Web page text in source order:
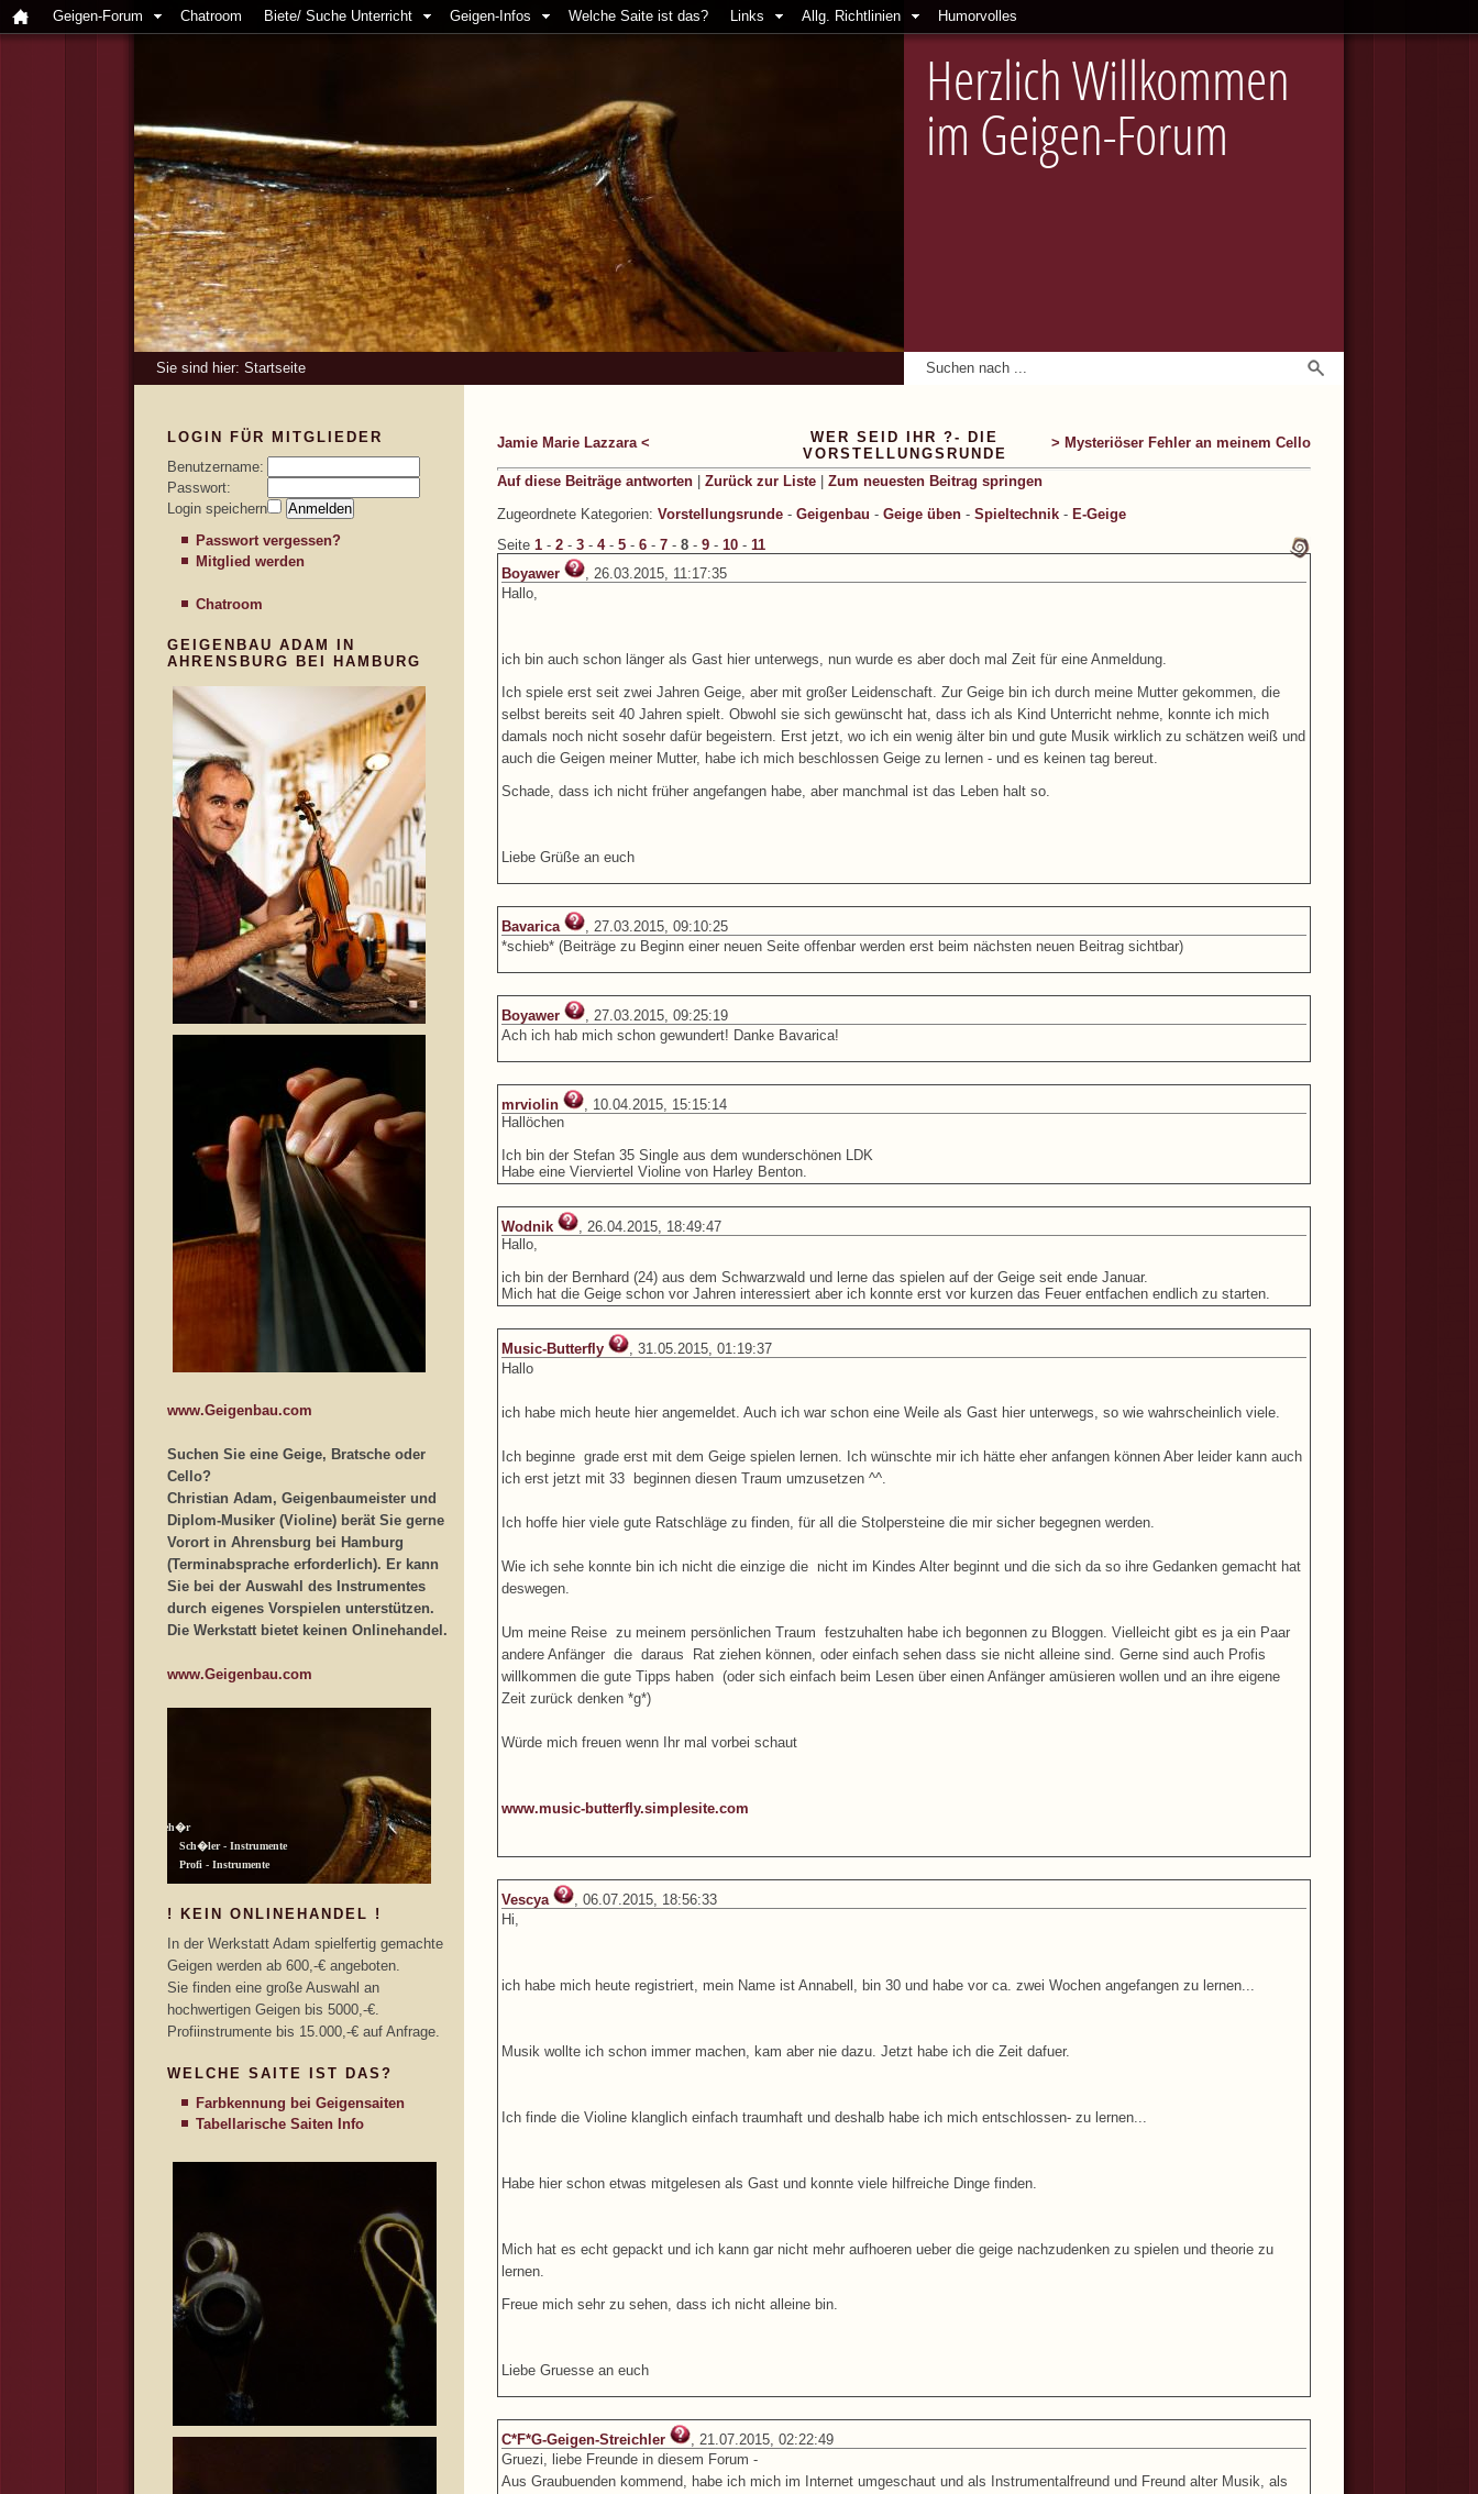
Geigen-Forum Chatroom Biete/ Suche Unterricht Geigen-Infos Welche Saite ist das? Links Allg. Richtlinien Humorvolles
Herzlich Willkommen
im Geigen-Forum
Sie sind hier: Startseite
Jamie Marie Lazzara <
WER SEID IHR ?- DIE
VORSTELLUNGSRUNDE
> Mysteriöser Fehler an meinem Cello
Auf diese Beiträge antworten Zurück zur Liste
Zum neuesten Beitrag springen
Zugeordnete Kategorien: Vorstellungsrunde - Geigenbau - Geige üben - Spieltechnik - E-Geige
Seite 1 - 2 - 3 - 4- 5 - 6 - 7 - 8 - 9 - 10 - 11
Boyawer
, 26.03.2015, 11:17:35
Hallo,
ich bin auch schon länger als Gast hier unterwegs, nun wurde es aber doch mal Zeit für eine Anmeldung.
Ich spiele erst seit zwei Jahren Geige, aber mit großer Leidenschaft. Zur Geige bin ich durch meine Mutter gekommen, die
selbst bereits seit 40 Jahren spielt. Obwohl sie sich gewünscht hat, dass ich als Kind Unterricht nehme, konnte ich mich
damals noch nicht sosehr dafür begeistern. Erst jetzt, wo ich ein wenig älter bin und gute Musik wirklich zu schätzen weiß und
auch die Geigen meiner Mutter, habe ich mich beschlossen Geige zu lernen - und es keinen tag bereut.
Schade, dass ich nicht früher angefangen habe, aber manchmal ist das Leben halt so.
Liebe Grüße an euch
Bavarica
, 27.03.2015, 09:10:25
*schieb* (Beiträge zu Beginn einer neuen Seite offenbar werden erst beim nächsten neuen Beitrag sichtbar)
Boyawer
, 27.03.2015, 09:25:19
Ach ich hab mich schon gewundert! Danke Bavarica!
mrviolin
, 10.04.2015, 15:15:14
Hallöchen
Ich bin der Stefan 35 Single aus dem wunderschönen LDK
Habe eine Vierviertel Violine von Harley Benton.
Wodnik
, 26.04.2015, 18:49:47
Hallo,
ich bin der Bernhard (24) aus dem Schwarzwald und lerne das spielen auf der Geige seit ende Januar.
Mich hat die Geige schon vor Jahren interessiert aber ich konnte erst vor kurzen das Feuer entfachen endlich zu starten.
Music-Butterfly
, 31.05.2015, 01:19:37
Hallo
ich habe mich heute hier angemeldet. Auch ich war schon eine Weile als Gast hier unterwegs, so wie wahrscheinlich viele.
Ich beginne grade erst mit dem Geige spielen lernen. Ich wünschte mir ich hätte eher anfangen können Aber leider kann auch
ich erst jetzt mit 33 beginnen diesen Traum umzusetzen ^^.
Ich hoffe hier viele gute Ratschläge zu finden, für all die Stolpersteine die mir sicher begegnen werden.
Wie ich sehe konnte bin ich nicht die einzige die nicht im Kindes Alter beginnt und die sich da so ihre Gedanken gemacht hat
deswegen.
Um meine Reise zu meinem persönlichen Traum festzuhalten habe ich begonnen zu Bloggen. Vielleicht gibt es ja ein Paar
andere Anfänger die daraus Rat ziehen können, oder einfach sehen dass sie nicht alleine sind. Gerne sind auch Profis
willkommen die gute Tipps haben (oder sich einfach beim Lesen über einen Anfänger amüsieren wollen und an ihre eigene
Zeit zurück denken *g*)
Würde mich freuen wenn Ihr mal vorbei schaut
www.music-butterfly.simplesite.com
Vescya
, 06.07.2015, 18:56:33
Hi,
ich habe mich heute registriert, mein Name ist Annabell, bin 30 und habe vor ca. zwei Wochen angefangen zu lernen...
Musik wollte ich schon immer machen, kam aber nie dazu. Jetzt habe ich die Zeit dafuer.
Ich finde die Violine klanglich einfach traumhaft und deshalb habe ich mich entschlossen- zu lernen...
Habe hier schon etwas mitgelesen als Gast und konnte viele hilfreiche Dinge finden.
Mich hat es echt gepackt und ich kann gar nicht mehr aufhoeren ueber die geige nachzudenken zu spielen und theorie zu
lernen.
Freue mich sehr zu sehen, dass ich nicht alleine bin.
Liebe Gruesse an euch
C*F*G-Geigen-Streichler
, 21.07.2015, 02:22:49
Gruezi, liebe Freunde in diesem Forum -
Aus Graubuenden kommend, habe ich mich im Internet umgeschaut und als Instrumentalfreund und Freund alter Musik, als
LOGIN FÜR MITGLIEDER
Benutzername:
Passwort:
Login speichern
Passwort vergessen?
Mitglied werden
Chatroom
GEIGENBAU ADAM IN
AHRENSBURG BEI HAMBURG
www.Geigenbau.com
Suchen Sie eine Geige, Bratsche oder
Cello?
Christian Adam, Geigenbaumeister und
Diplom-Musiker (Violine) berät Sie gerne
Vorort in Ahrensburg bei Hamburg
(Terminabsprache erforderlich). Er kann
Sie bei der Auswahl des Instrumentes
durch eigenes Vorspielen unterstützen.
Die Werkstatt bietet keinen Onlinehandel.
www.Geigenbau.com
! KEIN ONLINEHANDEL !
In der Werkstatt Adam spielfertig gemachte
Geigen werden ab 600,-€ angeboten.
Sie finden eine große Auswahl an
hochwertigen Geigen bis 5000,-€.
Profiinstrumente bis 15.000,-€ auf Anfrage.
WELCHE SAITE IST DAS?
Farbkennung bei Geigensaiten
Tabellarische Saiten Info